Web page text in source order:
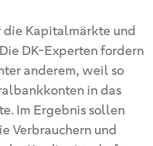
Kapitalmärkte und
DK-Experten fordern
anderem, weil so
in das
Im Ergebnis sollen
Verbrauchern und